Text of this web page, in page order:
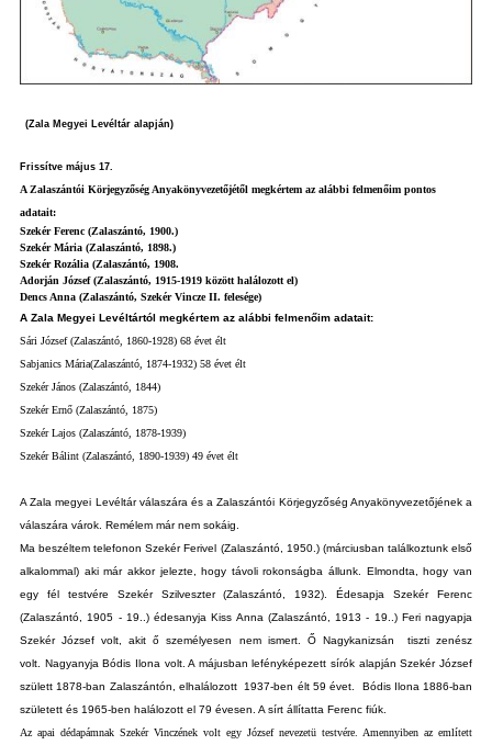
(Zala Megyei Levéltár alapján)
Frissítve május 17.
A Zalaszántói Körjegyzőség Anyakönyvezetőjétől megkértem az alábbi felmenőim pontos
adatait:
Szekér Ferenc (Zalaszántó, 1900.)
Szekér Mária (Zalaszántó, 1898.)
Szekér Rozália (Zalaszántó, 1908.
Adorján József (Zalaszántó, 1915-1919 között halálozott el)
Dencs Anna (Zalaszántó, Szekér Vincze II. felesége)
A Zala Megyei Levéltártól megkértem az alábbi felmenőim adatait:
Sári József (Zalaszántó, 1860-1928) 68 évet élt
Sabjanics Mária(Zalaszántó, 1874-1932) 58 évet élt
Szekér János (Zalaszántó, 1844)
Szekér Ernő (Zalaszántó, 1875)
Szekér Lajos (Zalaszántó, 1878-1939)
Szekér Bálint (Zalaszántó, 1890-1939) 49 évet élt
A Zala megyei Levéltár válaszára és a Zalaszántói Körjegyzőség Anyakönyvezetőjének a
válaszára várok. Remélem már nem sokáig.
Mabeszéltem telefonon Szekér Ferivel (Zalaszántó, 1950.) (márciusban találkoztunk első
alkalommal) aki már akkor jelezte, hogy távoli rokonságba állunk. Elmondta, hogy van
egy fél testvére Szekér Szilveszter (Zalaszántó, 1932). Édesapja Szekér Ferenc
(Zalaszántó, 1905 - 19..) édesanyja Kiss Anna (Zalaszántó, 1913 - 19..) Feri nagyapja
Szekér József volt, akit ő személyesen nem ismert. Ő Nagykanizsán tiszti zenész
volt. Nagyanyja Bódis Ilona volt. A májusban lefényképezett sírók alapján Szekér József
születt 1878-ban Zalaszántón, elhalálozott 1937-ben élt 59 évet. Bódis Ilona 1886-ban
született és 1965-ben halálozott el 79 évesen. A sírt állítatta Ferenc fiúk.
Az apai dédapámnak Szekér Vinczének volt egy József nevezetü testvére. Amennyiben az említett